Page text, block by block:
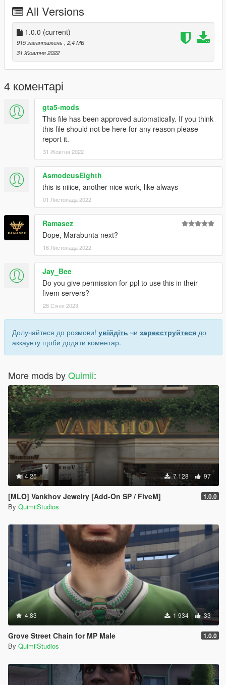
All Versions
1.0.0 (current)
915 завантажень , 2,4 МБ
31 Жовтня 2022
4 коментарі
gta5-mods
This file has been approved automatically. If you think
this file should not be here for any reason please
report it.
31 Жовтня 2022
AsmodeusEighth
this is niiice, another nice work, like always
01 Листопада 2022
Ramasez
Dope, Marabunta next?
16 Листопада 2022
Jay_Bee
Do you give permission for ppl to use this in their
fivem servers?
28 Січня 2023
Долучайтеся до розмови! увійдіть чи зареєструйтеся до
аккаунту щоби додати коментар.
More mods byQuimii:
4.25 7 128 97
[MLO] Vankhov Jewelry [Add-On SP / FiveM] 1.0.0
By QuimiiStudios
4.83 1 934 33
Grove Street Chain for MP Male 1.0.0
By QuimiiStudios